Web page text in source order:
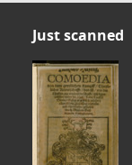
Just scanned